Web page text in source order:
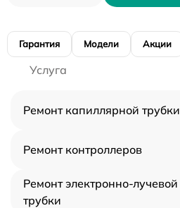
Гарантия Модели Акции
Услуга
Ремонт капиллярной трубки
Ремонт контроллеров
Ремонт электронно-лучевой
трубки